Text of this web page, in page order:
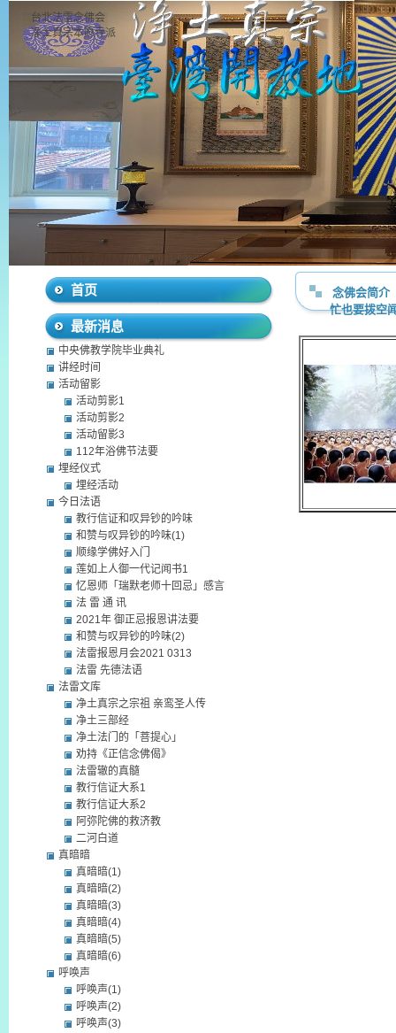
台北法雷念佛会
净土真宗本愿寺派
念佛会简介
忙也要拨空
首页
最新消息
中央佛教学院毕业典礼
讲经时间
活动留影
活动剪影1
活动剪影2
活动留影3
112年浴佛节法要
埋经仪式
埋经活动
今日法语
教行信证和叹异钞的吟味
和赞与叹异钞的吟味(1)
顺缘学佛好入门
莲如上人御一代记闻书1
忆恩师「瑞默老师十回忌」感言
法 雷 通 讯
2021年 御正忌报恩讲法要
和赞与叹异钞的吟味(2)
法雷报恩月会2021 0313
法雷 先德法语
法雷文库
净土真宗之宗祖 亲鸾圣人传
净土三部经
净土法门的「菩提心」
劝持《正信念佛偈》
法雷辙的真髓
教行信证大系1
教行信证大系2
阿弥陀佛的救济教
二河白道
真暗暗
真暗暗(1)
真暗暗(2)
真暗暗(3)
真暗暗(4)
真暗暗(5)
真暗暗(6)
呼唤声
呼唤声(1)
呼唤声(2)
呼唤声(3)